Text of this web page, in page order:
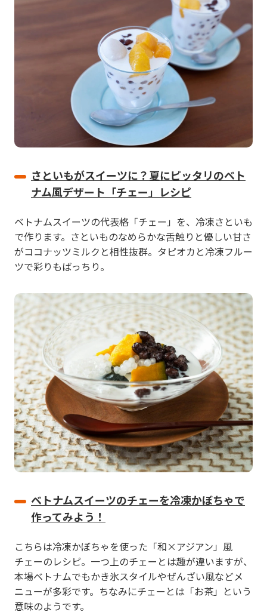
さといもがスイーツに？夏にピッタリのベト
ナム風デザート「チェー」レシピ
ベトナムスイーツの代表格「チェー」を、冷凍さといも
で作ります。さといものなめらかな舌触りと優しい甘さ
がココナッツミルクと相性抜群。タピオカと冷凍フルー
ツで彩りもばっちり。
ベトナムスイーツのチェーを冷凍かぼちゃで
作ってみよう！
こちらは冷凍かぼちゃを使った「和×アジアン」風
チェーのレシピ。一つ上のチェーとは趣が違いますが、
本場ベトナムでもかき氷スタイルやぜんざい風などメ
ニューが多彩です。ちなみにチェーとは「お茶」という
意味のようです。